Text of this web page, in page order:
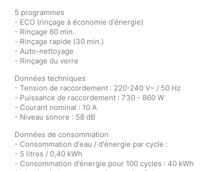
5 programmes
- ECO (rinçage à économie d'énergie)
- Rinçage 60 min.
- Rinçage rapide (30 min.)
- Auto-nettoyage
- Rinçage du verre
Données techniques
- Tension de raccordement : 220-240 V~ / 50 Hz
- Puissance de raccordement : 730 - 860 W
- Courant nominal : 10 A
- Niveau sonore : 58 dB
Données de consommation
- Consommation d'eau / d'énergie par cycle :
- 5 litres / 0,40 kWh
- Consommation d'énergie pour 100 cycles : 40 kWh